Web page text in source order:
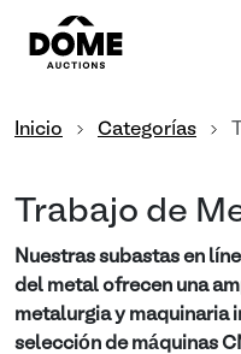
Inicio Categorías
Trabajo de
Nuestras subastas en
del metal ofrecen una
metalurgia y maquinaria
selección de máquinas